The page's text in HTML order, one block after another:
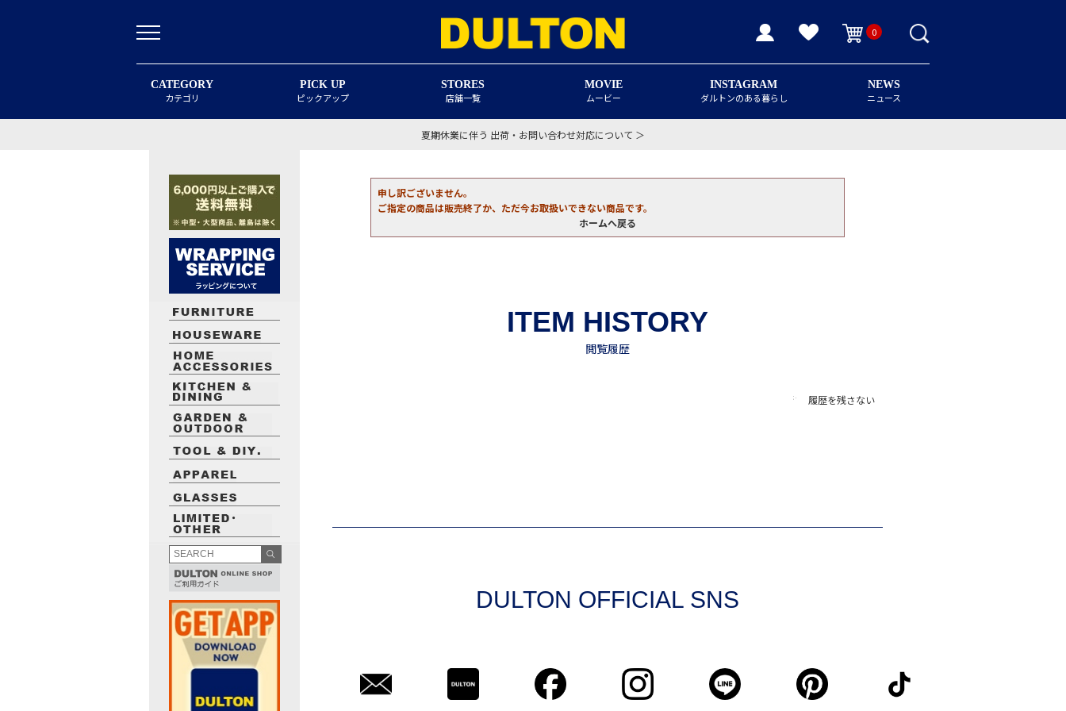
0
CATEGORY
カテゴリ
PICK UP
ピックアップ
STORES
店舗一覧
MOVIE
ムービー
INSTAGRAM
ダルトンのある暮らし
NEWS
ニュース
夏期休業に伴う 出荷・お問い合わせ対応について ＞
申し訳ございません。
ご指定の商品は販売終了か、ただ今お取扱いできない商品です。
ホームへ戻る
履歴を残さない
DULTON OFFICIAL SNS